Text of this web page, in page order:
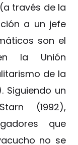
través de la
a un jefe
son el
la Unión
de la
Siguiendo un
(1992),
que
no se